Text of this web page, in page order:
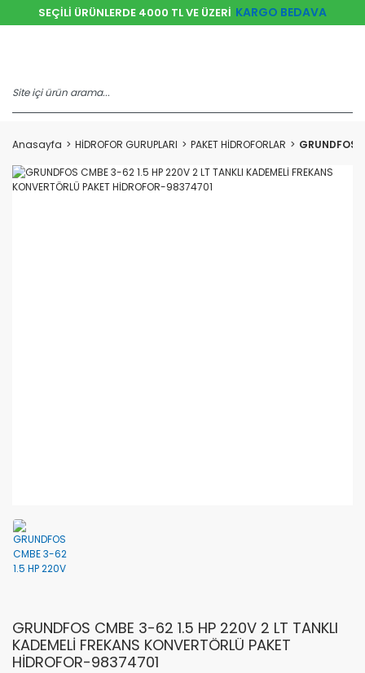
SEÇİLİ ÜRÜNLERDE 4000 TL VE ÜZERİ KARGO BEDAVA
Anasayfa HİDROFOR GURUPLARI PAKET HİDROFORLAR GRUNDFOS
GRUNDFOS CMBE 3-62 1.5 HP 220V 2 LT TANKLI
KADEMELİ FREKANS KONVERTÖRLÜ PAKET
HİDROFOR-98374701